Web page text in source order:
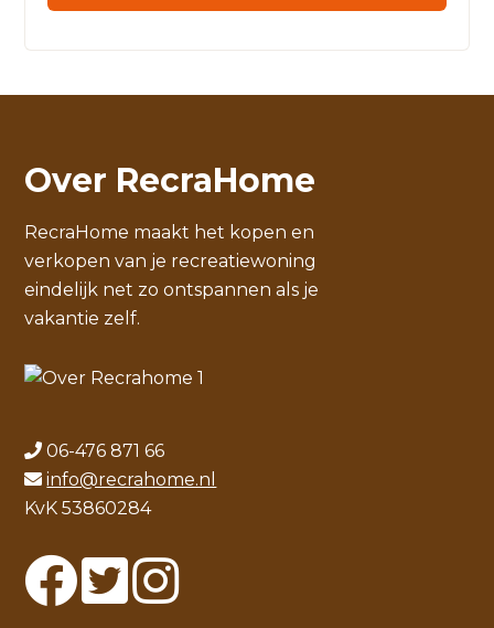
Over RecraHome
RecraHome maakt het kopen en
verkopen van je recreatiewoning
eindelijk net zo ontspannen als je
vakantie zelf.
06-476 871 66
info@recrahome.nl
KvK 53860284